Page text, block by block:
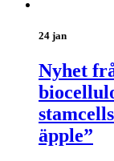
24 jan
Nyhet
äpple”